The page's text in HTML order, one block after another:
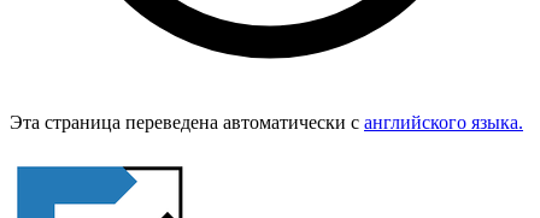
Эта страница переведена автоматически с английского языка.